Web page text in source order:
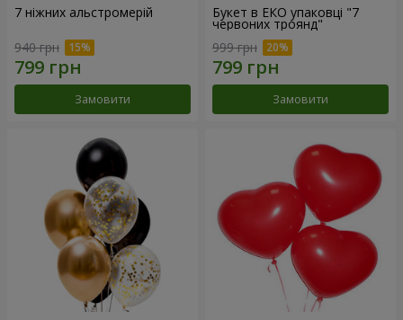
7 ніжних альстромерій
940 грн
Замовити
Букет в ЕКО упаковці "7
червоних троянд"
999 грн
Замовити